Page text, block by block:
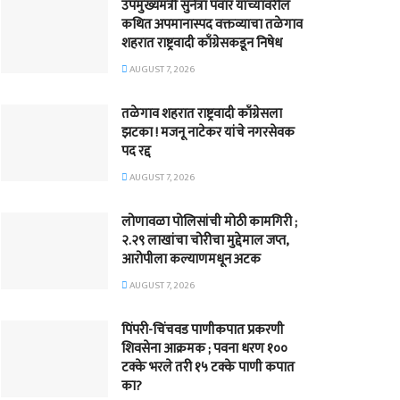
उपमुख्यमंत्री सुनेत्रा पवार यांच्यावरील
कथित अपमानास्पद वक्तव्याचा तळेगाव
शहरात राष्ट्रवादी काँग्रेसकडून निषेध
AUGUST 7, 2026
तळेगाव शहरात राष्ट्रवादी काँग्रेसला
झटका ! मजनू नाटेकर यांचे नगरसेवक
पद रद्द
AUGUST 7, 2026
लोणावळा पोलिसांची मोठी कामगिरी ;
२.२९ लाखांचा चोरीचा मुद्देमाल जप्त,
आरोपीला कल्याणमधून अटक
AUGUST 7, 2026
पिंपरी-चिंचवड पाणीकपात प्रकरणी
शिवसेना आक्रमक ; पवना धरण १००
टक्के भरले तरी १५ टक्के पाणी कपात
का?